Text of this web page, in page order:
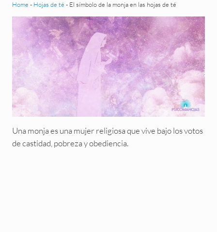
Home - Hojas de té - El símbolo de la monja en las hojas de té
Una monja es una mujer religiosa que vive bajo los votos
de castidad, pobreza y obediencia.